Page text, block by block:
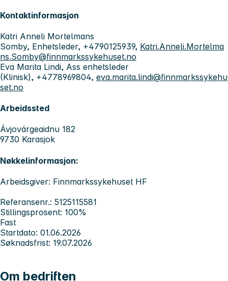
Kontaktinformasjon
Katri Anneli Mortelmans
Somby, Enhetsleder, +4790125939, Katri.Anneli.Mortelma
ns.Somby@finnmarkssykehuset.no
Eva Marita Lindi, Ass enhetsleder
(Klinisk), +4778969804, eva.marita.lindi@finnmarkssykehu
set.no
Arbeidssted
Ávjovárgeaidnu 182
9730 Karasjok
Nøkkelinformasjon:
Arbeidsgiver: Finnmarkssykehuset HF
Referansenr.: 5125115581
Stillingsprosent: 100%
Fast
Startdato: 01.06.2026
Søknadsfrist: 19.07.2026
Om bedriften